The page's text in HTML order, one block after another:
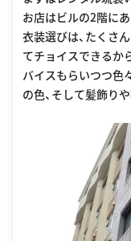
お店はビルの2階にあ
衣装選びは、たくさ
てチョイスできるか
バイスもらいつつ色
の色、そして髪飾り